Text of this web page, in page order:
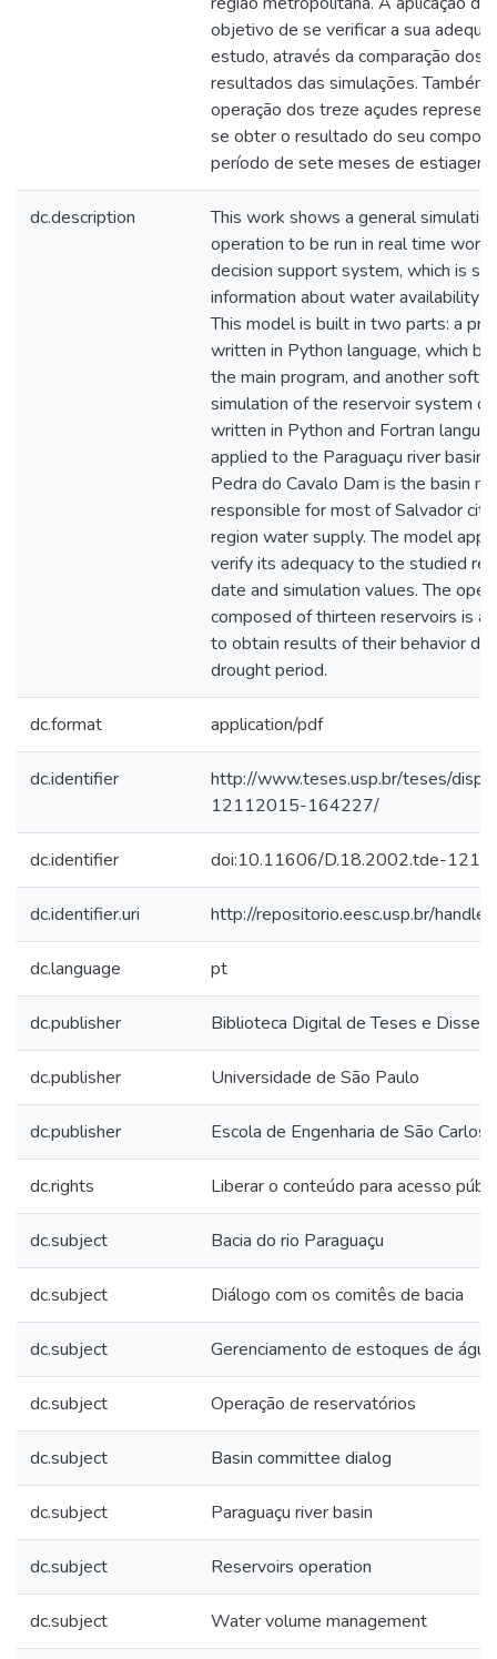
objetivo de se verificar a sua
estudo, através da comparação dos
resultados das simulações. Também
operação dos treze açudes
se obter o resultado do seu
período de sete meses de estiagem.
dc.description
This work shows a general
operation to be run in real time
decision support system, which is
information about water availability
This model is built in two parts: a
written in Python language, which
the main program, and another
simulation of the reservoir system
written in Python and Fortran
applied to the Paraguaçu river basin,
Pedra do Cavalo Dam is the basin
responsible for most of Salvador
region water supply. The model
verify its adequacy to the studied
date and simulation values. The
composed of thirteen reservoirs is
to obtain results of their behavior
drought period.
dc.format application/pdf
dc.identifier
http://www.teses.usp.br/teses/
12112015-164227/
dc.identifier doi:10.11606/D.18.2002.tde-
dc.identifier.uri http://repositorio.eesc.usp.br/
dc.language pt
dc.publisher Biblioteca Digital de Teses e
dc.publisher Universidade de São Paulo
dc.publisher Escola de Engenharia de São Carlos
dc.rights Liberar o conteúdo para acesso
dc.subject Bacia do rio Paraguaçu
dc.subject Diálogo com os comitês de bacia
dc.subject Gerenciamento de estoques de água
dc.subject Operação de reservatórios
dc.subject Basin committee dialog
dc.subject Paraguaçu river basin
dc.subject Reservoirs operation
dc.subject Water volume management